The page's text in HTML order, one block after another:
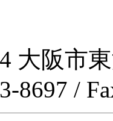
大阪市
8697 /